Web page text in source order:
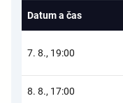
Datum a čas
7. 8., 19:00
8. 8., 17:00